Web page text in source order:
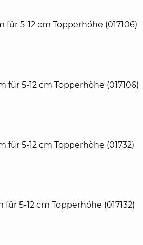
für 5-12 cm Topperhöhe (017106)
für 5-12 cm Topperhöhe (017106)
für 5-12 cm Topperhöhe (01732)
für 5-12 cm Topperhöhe (017132)